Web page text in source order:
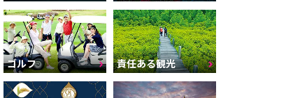
ゴルフ 責任ある観光